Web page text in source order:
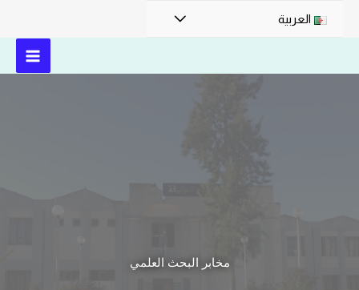
العربية
مخابر البحث العلمي